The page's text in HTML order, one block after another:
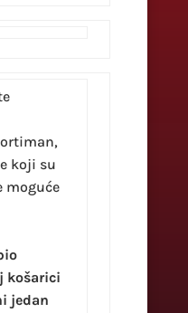
koji su
moguće
košarici
jedan